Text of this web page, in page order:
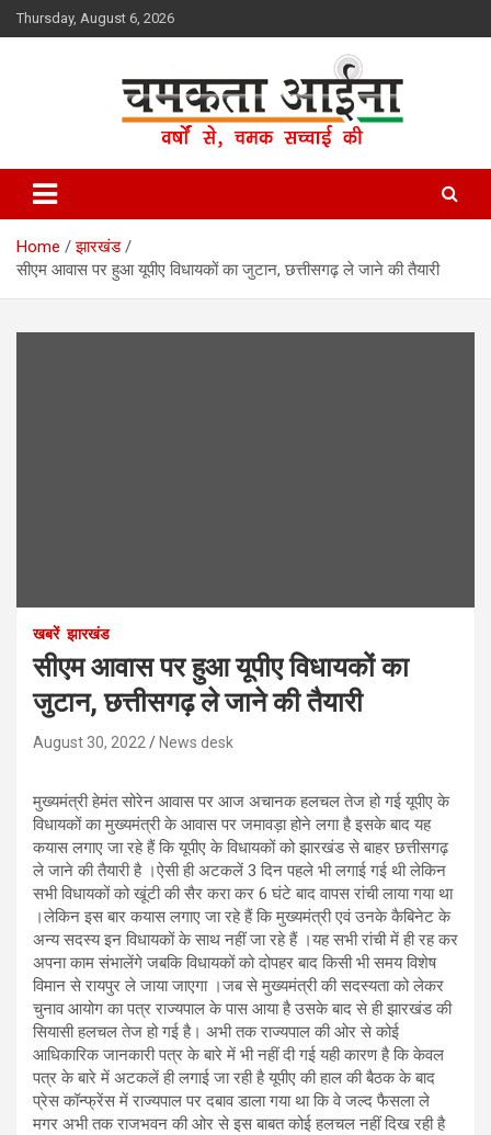
Skip
to
Thursday, August 6, 2026
Chamakta Aina
Home
झारखंड
सीएम आवास पर हुआ यूपीए विधायकों का जुटान, छत्तीसगढ़ ले जाने की तैयारी
खबरें झारखंड
सीएम आवास पर हुआ यूपीए विधायकों का
जुटान, छत्तीसगढ़ ले जाने की तैयारी
August 30, 2022 News desk
मुख्यमंत्री हेमंत सोरेन आवास पर आज अचानक हलचल तेज हो गई यूपीए के
विधायकों का मुख्यमंत्री के आवास पर जमावड़ा होने लगा है इसके बाद यह
कयास लगाए जा रहे हैं कि यूपीए के विधायकों को झारखंड से बाहर छत्तीसगढ़
ले जाने की तैयारी है ।ऐसी ही अटकलें 3 दिन पहले भी लगाई गई थी लेकिन
सभी विधायकों को खूंटी की सैर करा कर 6 घंटे बाद वापस रांची लाया गया था
।लेकिन इस बार कयास लगाए जा रहे हैं कि मुख्यमंत्री एवं उनके कैबिनेट के
अन्य सदस्य इन विधायकों के साथ नहीं जा रहे हैं ।यह सभी रांची में ही रह कर
अपना काम संभालेंगे जबकि विधायकों को दोपहर बाद किसी भी समय विशेष
विमान से रायपुर ले जाया जाएगा ।जब से मुख्यमंत्री की सदस्यता को लेकर
चुनाव आयोग का पत्र राज्यपाल के पास आया है उसके बाद से ही झारखंड की
सियासी हलचल तेज हो गई है। अभी तक राज्यपाल की ओर से कोई
आधिकारिक जानकारी पत्र के बारे में भी नहीं दी गई यही कारण है कि केवल
पत्र के बारे में अटकलें ही लगाई जा रही है यूपीए की हाल की बैठक के बाद
प्रेस कॉन्फ्रेंस में राज्यपाल पर दबाव डाला गया था कि वे जल्द फैसला ले
मगर अभी तक राजभवन की ओर से इस बाबत कोई हलचल नहीं दिख रही है